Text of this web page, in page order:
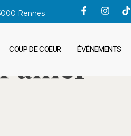
Rennes
COUP DE COEUR ÉVÉNEMENTS
Panier